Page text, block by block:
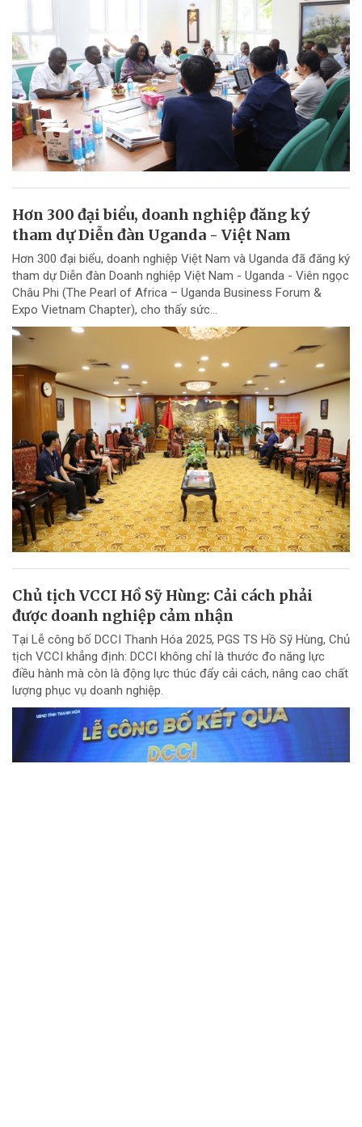
Hơn 300 đại biểu, doanh nghiệp đăng ký
tham dự Diễn đàn Uganda - Việt Nam
Hơn 300 đại biểu, doanh nghiệp Việt Nam và Uganda đã đăng ký
tham dự Diễn đàn Doanh nghiệp Việt Nam - Uganda - Viên ngọc
Châu Phi (The Pearl of Africa – Uganda Business Forum &
Expo Vietnam Chapter), cho thấy sức...
Chủ tịch VCCI Hồ Sỹ Hùng: Cải cách phải
được doanh nghiệp cảm nhận
Tại Lễ công bố DCCI Thanh Hóa 2025, PGS TS Hồ Sỹ Hùng, Chủ
tịch VCCI khẳng định: DCCI không chỉ là thước đo năng lực
điều hành mà còn là động lực thúc đẩy cải cách, nâng cao chất
lượng phục vụ doanh nghiệp.